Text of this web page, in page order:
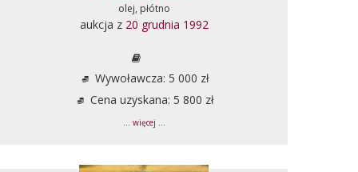
olej, płótno
aukcja z 20 grudnia 1992
Wywoławcza: 5 000 zł
Cena uzyskana: 5 800 zł
... więcej ...